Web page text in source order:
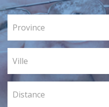
Province
Ville
Distance